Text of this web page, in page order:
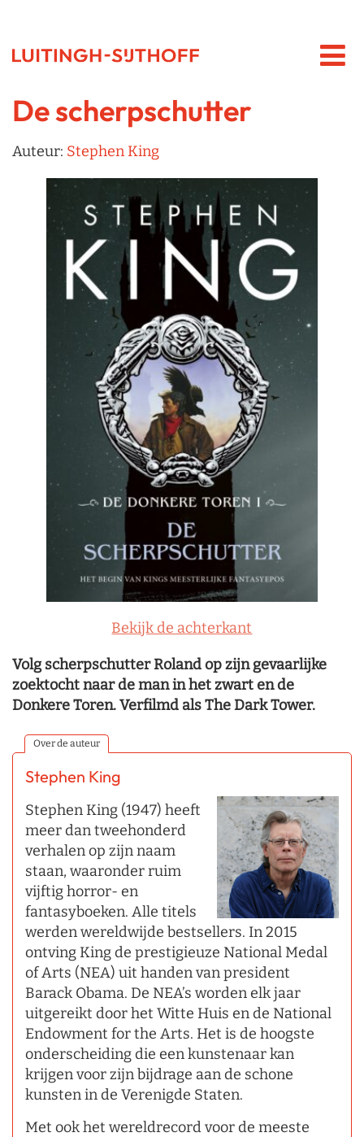
De scherpschutter
Auteur: Stephen King
Bekijk de achterkant
Volg scherpschutter Roland op zijn gevaarlijke
zoektocht naar de man in het zwart en de
Donkere Toren. Verfilmd als The Dark Tower.
Over de auteur
Stephen King
Stephen King (1947) heeft
meer dan tweehonderd
verhalen op zijn naam
staan, waaronder ruim
vijftig horror- en
fantasyboeken. Alle titels
werden wereldwijde bestsellers. In 2015
ontving King de prestigieuze National Medal
of Arts (NEA) uit handen van president
Barack Obama. De NEA’s worden elk jaar
uitgereikt door het Witte Huis en de National
Endowment for the Arts. Het is de hoogste
onderscheiding die een kunstenaar kan
krijgen voor zijn bijdrage aan de schone
kunsten in de Verenigde Staten.
Met ook het wereldrecord voor de meeste